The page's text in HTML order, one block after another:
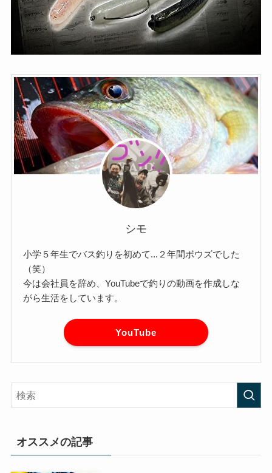
シモ
小学５年生でバス釣りを初めて...２年間ボウズでした
（笑）
今は会社員を辞め、YouTubeで釣りの動画を作成しな
がら生活をしています。
YouTube
オススメの記事